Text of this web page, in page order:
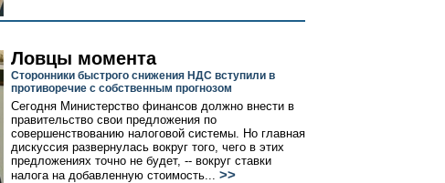
Ловцы момента
Сторонники быстрого снижения НДС вступили в
противоречие с собственным прогнозом
Сегодня Министерство финансов должно внести в
правительство свои предложения по
совершенствованию налоговой системы. Но главная
дискуссия развернулась вокруг того, чего в этих
предложениях точно не будет, -- вокруг ставки
налога на добавленную стоимость... >>